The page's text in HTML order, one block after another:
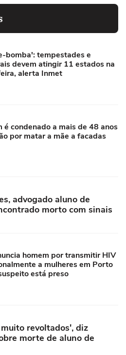
bomba': tempestades e
devem atingir 11 estados na
alerta Inmet
é condenado a mais de 48 anos
por matar a mãe a facadas
advogado aluno de
morto com sinais
homem por transmitir HIV
a mulheres em Porto
está preso
revoltados', diz
morte de aluno de